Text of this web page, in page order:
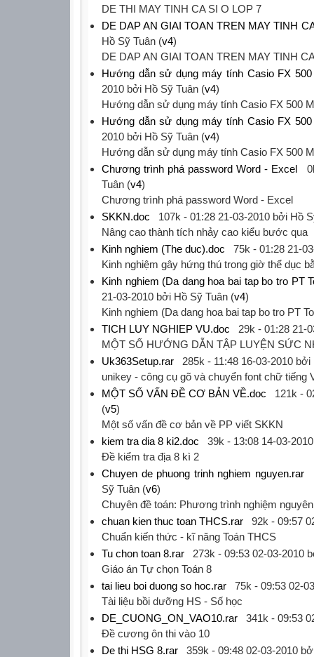
‎DE THI MAY TINH CA SI O LOP 7‎
DE DAP AN GIAI TOAN TREN MAY TINH
Hồ Sỹ Tuân (v4)
‎DE DAP AN GIAI TOAN TREN MAY TINH
Hướng dẫn sử dụng máy tính Casio FX
2010 bởi Hồ Sỹ Tuân (v4)
‎Hướng dẫn sử dụng máy tính Casio FX 500
Hướng dẫn sử dụng máy tính Casio FX
2010 bởi Hồ Sỹ Tuân (v4)
‎Hướng dẫn sử dụng máy tính Casio FX 500
Chương trình phá password Word - Excel
Tuân (v4)
‎Chương trình phá password Word - Excel‎
SKKN.doc
107k - 01:28 21-03-2010 bởi Hồ
‎Nâng cao thành tích nhảy cao kiểu bước qua‎
Kinh nghiem (The duc).doc
75k - 01:28 21-
‎Kinh nghiệm gây hứng thú trong giờ thể dục
Kinh nghiem (Da dang hoa bai tap bo tro PT
21-03-2010 bởi Hồ Sỹ Tuân (v4)
‎Kinh nghiem (Da dang hoa bai tap bo tro PT
TICH LUY NGHIEP VU.doc
29k - 01:28 21-
‎MỘT SỐ HƯỚNG DẪN TẬP LUYỆN SỨC
Uk363Setup.rar
285k - 11:48 16-03-2010 bởi
‎unikey - công cụ gõ và chuyển font chữ tiếng
MỘT SỐ VẤN ĐỀ CƠ BẢN VỀ.doc
121k -
(v5)
‎Một số vấn đề cơ bản về PP viết SKKN‎
kiem tra dia 8 ki2.doc
39k - 13:08 14-03-2010
‎Đề kiểm tra địa 8 kì 2‎
Chuyen de phuong trinh nghiem nguyen.rar
Sỹ Tuân (v6)
‎Chuyên đề toán: Phương trình nghiệm nguyên‎
chuan kien thuc toan THCS.rar
92k - 09:57
‎Chuẩn kiến thức - kĩ năng Toán THCS‎
Tu chon toan 8.rar
273k - 09:53 02-03-2010
‎Giáo án Tự chọn Toán 8‎
tai lieu boi duong so hoc.rar
75k - 09:53 02-
‎Tài liệu bồi dưỡng HS - Số học‎
DE_CUONG_ON_VAO10.rar
341k - 09:53
‎Đề cương ôn thi vào 10‎
De thi HSG 8.rar
359k - 09:48 02-03-2010